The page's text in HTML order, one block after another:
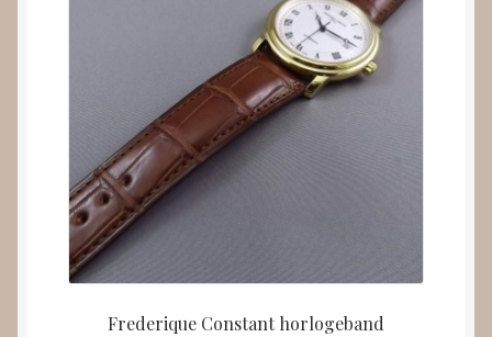
Frederique Constant horlogeband